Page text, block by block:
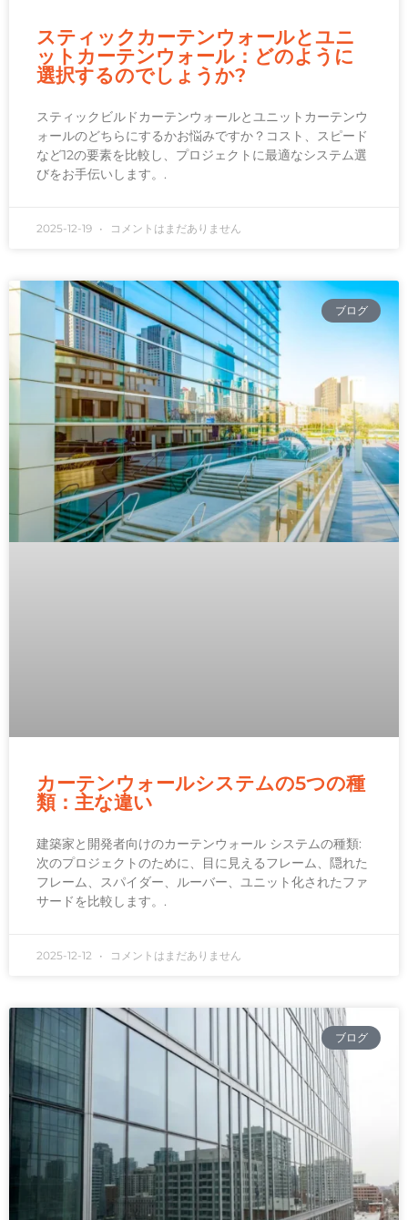
スティックカーテンウォールとユニ
ットカーテンウォール：どのように
選択するのでしょうか?
スティックビルドカーテンウォールとユニットカーテンウ
ォールのどちらにするかお悩みですか？コスト、スピード
など12の要素を比較し、プロジェクトに最適なシステム選
びをお手伝いします。.
2025-12-19 コメントはまだありません
ブログ
カーテンウォールシステムの5つの種
類：主な違い
建築家と開発者向けのカーテンウォール システムの種類:
次のプロジェクトのために、目に見えるフレーム、隠れた
フレーム、スパイダー、ルーバー、ユニット化されたファ
サードを比較します。.
2025-12-12 コメントはまだありません
ブログ